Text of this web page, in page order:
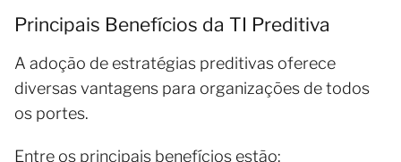
Principais Benefícios da TI Preditiva
A adoção de estratégias preditivas oferece
diversas vantagens para organizações de todos
os portes.
Entre os principais benefícios estão: